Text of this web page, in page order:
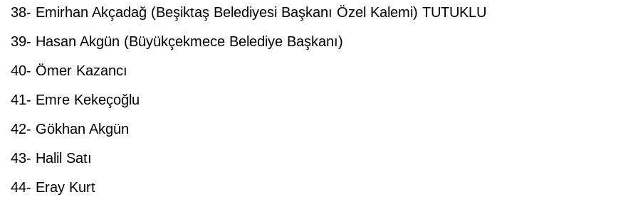
38- Emirhan Akçadağ (Beşiktaş Belediyesi Başkanı Özel Kalemi) TUTUKLU
39- Hasan Akgün (Büyükçekmece Belediye Başkanı)
40- Ömer Kazancı
41- Emre Kekeçoğlu
42- Gökhan Akgün
43- Halil Satı
44- Eray Kurt